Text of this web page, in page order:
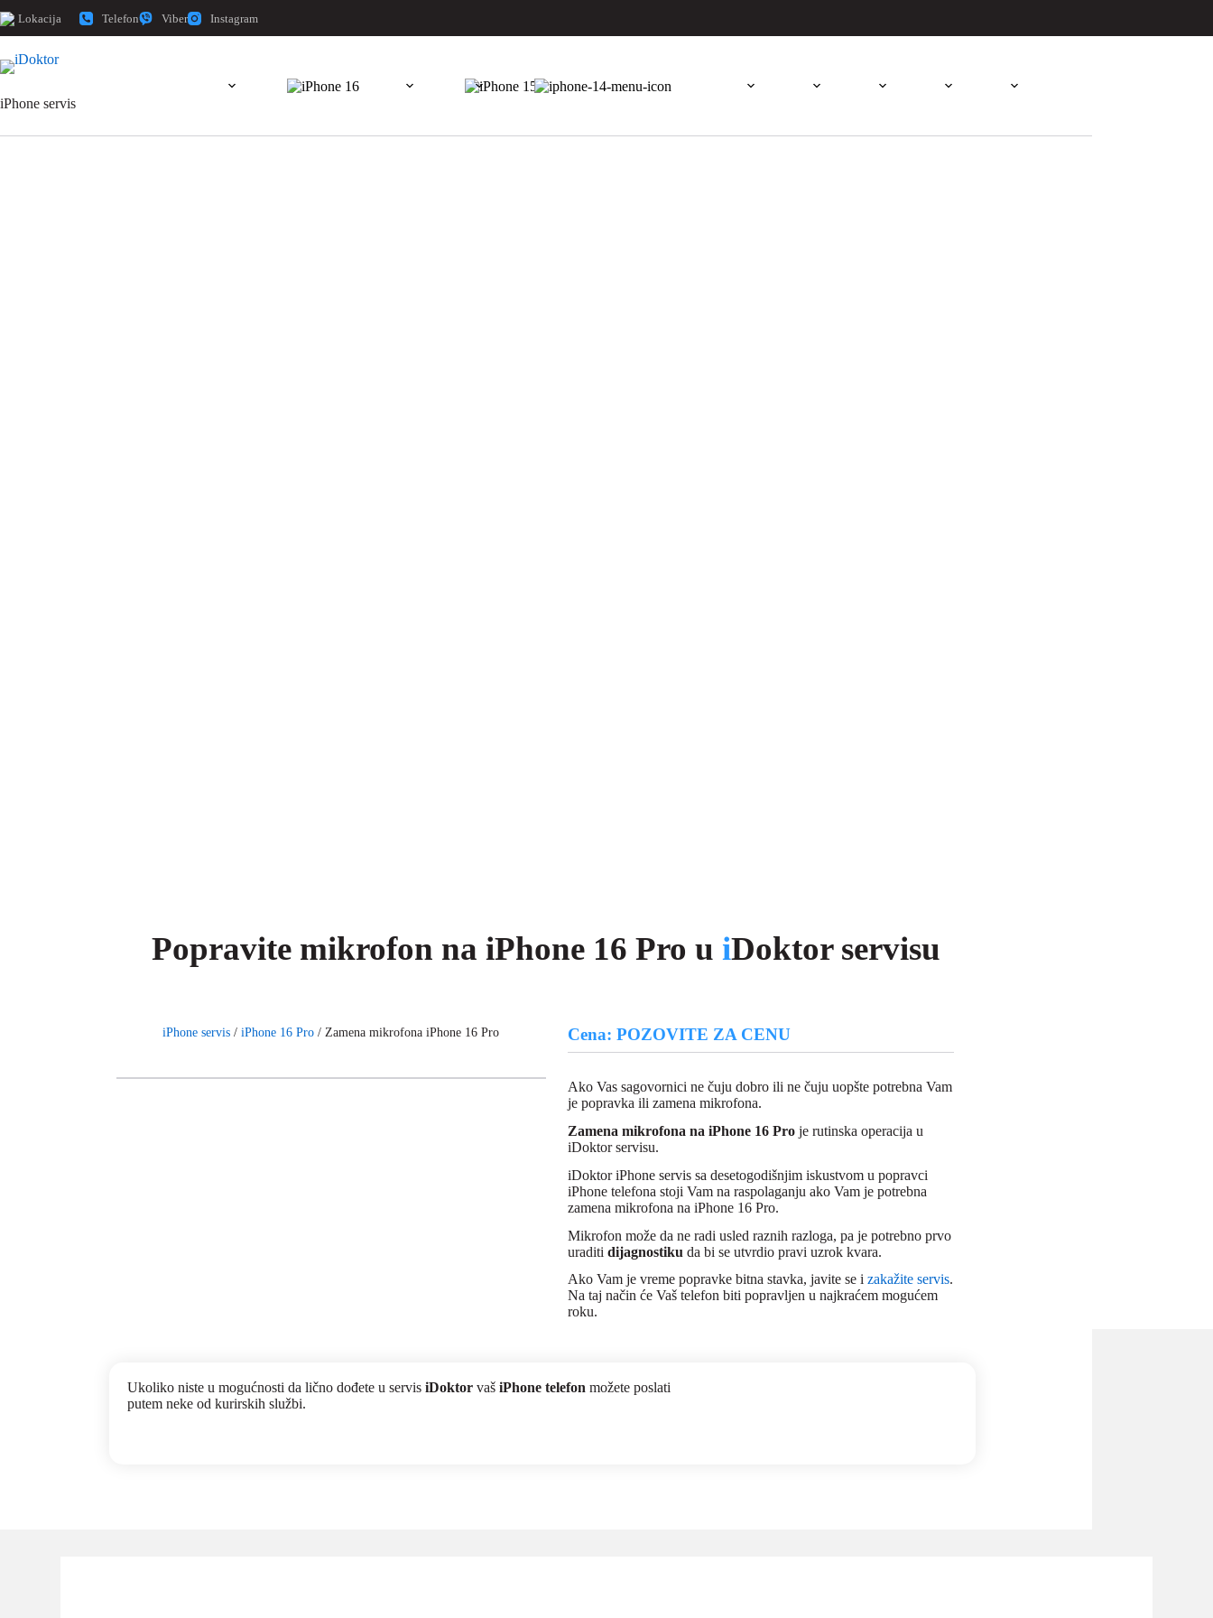
Lokacija Telefon Viber Instagram
iPhone servis
Popravite mikrofon na iPhone 16 Pro u iDoktor servisu
iPhone servis /iPhone 16 Pro /Zamena mikrofona iPhone 16 Pro Cena: POZOVITE ZA CENU
Ako Vas sagovornici ne čuju dobro ili ne čuju uopšte potrebna Vam
je popravka ili zamena mikrofona.
Zamena mikrofona na iPhone 16 Pro je rutinska operacija u
iDoktor servisu.
iDoktor iPhone servis sa desetogodišnjim iskustvom u popravci
iPhone telefona stoji Vam na raspolaganju ako Vam je potrebna
zamena mikrofona na iPhone 16 Pro.
Mikrofon može da ne radi usled raznih razloga, pa je potrebno prvo
uraditi dijagnostiku da bi se utvrdio pravi uzrok kvara.
Ako Vam je vreme popravke bitna stavka, javite se i zakažite servis.
Na taj način će Vaš telefon biti popravljen u najkraćem mogućem
roku.
Ukoliko niste u mogućnosti da lično dođete u servis iDoktorvaš iPhone telefon možete poslati
putem neke od kurirskih službi.